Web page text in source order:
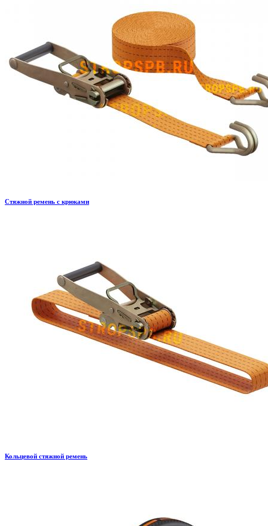
Стяжной ремень с крюками
Кольцевой стяжной ремень